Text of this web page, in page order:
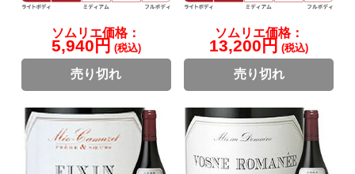
ソムリエ価格：
5,940円 (税込)
売り切れ
ソムリエ価格：
13,200円 (税込)
売り切れ